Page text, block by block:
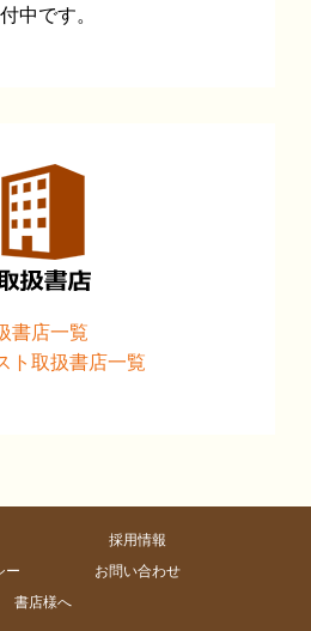
中です。
書店一覧
ト取扱書店一覧
採用情報
ー
お問い合わせ
書店様へ